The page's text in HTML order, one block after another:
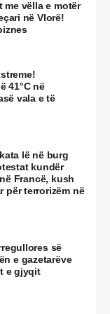
me vëlla e motër
në Vlorë!
41°C në
vala e të
lë në burg
kundër
Francë, kush
për terrorizëm në
së
e gazetarëve
e gjyqit